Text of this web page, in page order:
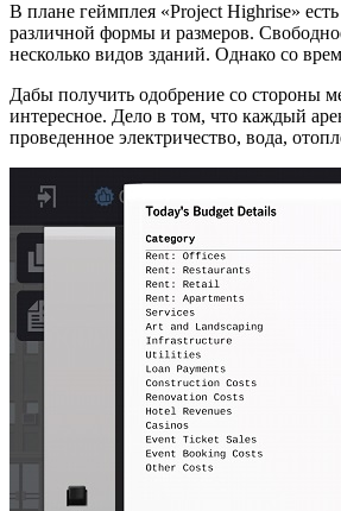
В плане геймплея «Project Highrise»
различной формы и размеров.
несколько видов зданий. Однако со
Дабы получить одобрение со стороны
интересное. Дело в том, что каждый
проведенное электричество, вода,